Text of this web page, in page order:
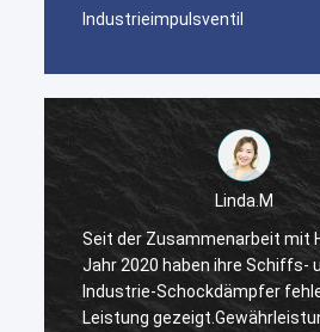
Industrieimpulsventil
Linda.M
Seit der Zusammenarbeit mit
Jahr 2020 haben ihre Schiffs-
Industrie-Schockdämpfer
Leistung